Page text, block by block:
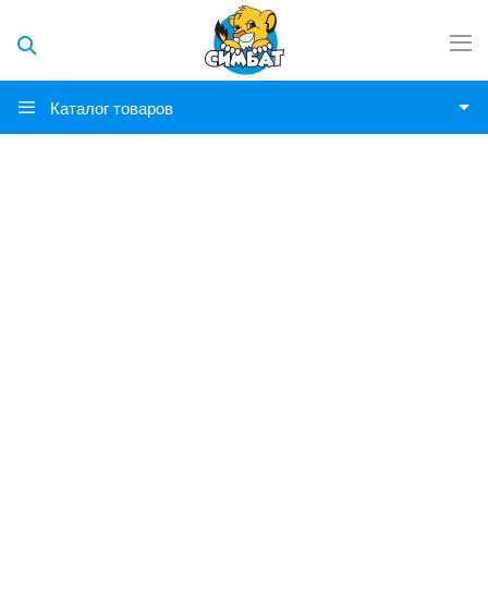
Каталог товаров